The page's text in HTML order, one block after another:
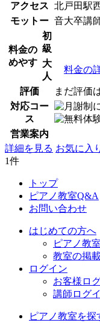
アクセス 北戸田駅
モットー 音大卒講
料金の
めやす
初
級
大
人
料金の
評価
まだ評価
対応コー
ス
営業案内
詳細を見る お気に入
1件
トップ
ピアノ教室Q&A
お問い合わせ
はじめての方へ
ピアノ教
教室の掲
ログイン
お客様ロ
講師ログ
ピアノ教室を探